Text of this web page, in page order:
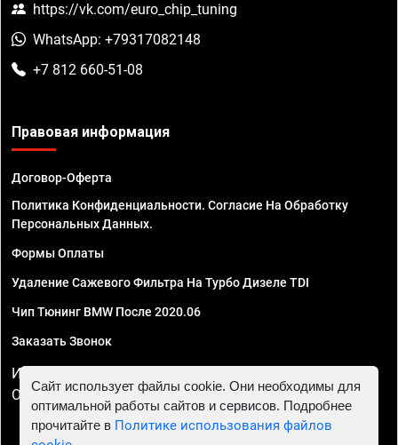
https://vk.com/euro_chip_tuning
WhatsApp: +79317082148
+7 812 660-51-08
Правовая информация
Договор-Оферта
Политика Конфиденциальности. Согласие На Обработку
Персональных Данных.
Формы Оплаты
Удаление Сажевого Фильтра На Турбо Дизеле TDI
Чип Тюнинг BMW После 2020.06
Заказать Звонок
ИП Смирнов Георгий Павлович. ИНН 781302555843,
ОГРНИП 324470400032610
Сайт использует файлы cookie. Они необходимы для
оптимальной работы сайтов и сервисов. Подробнее
прочитайте в Политике использования файлов